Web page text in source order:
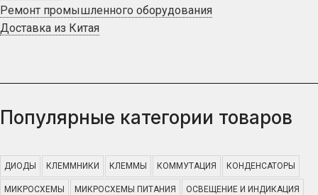
Ремонт промышленного оборудования
Доставка из Китая
Популярные категории товаров
ДИОДЫ КЛЕММНИКИ КЛЕММЫ КОММУТАЦИЯ КОНДЕНСАТОРЫ
МИКРОСХЕМЫ МИКРОСХЕМЫ ПИТАНИЯ ОСВЕЩЕНИЕ И ИНДИКАЦИЯ